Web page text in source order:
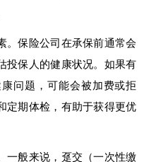
。保险公司在承保前通常会
投保人的健康状况。如果有
问题，可能会被加费或拒
定期体检，有助于获得更优
一般来说，趸交（一次性缴